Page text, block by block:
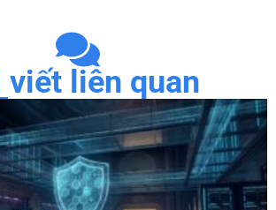
viết liên quan